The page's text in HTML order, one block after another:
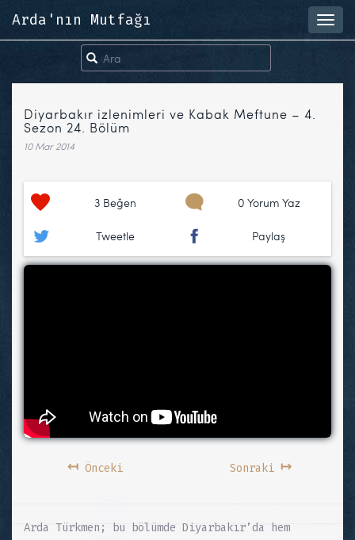
Arda'nın Mutfağı
Diyarbakır izlenimleri ve Kabak Meftune – 4.
Sezon 24. Bölüm
10 Mar 2014
3 Beğen 0 Yorum Yaz
Tweetle Paylaş
↤Önceki Sonraki ↦
Arda Türkmen; bu bölümde Diyarbakır’da hem